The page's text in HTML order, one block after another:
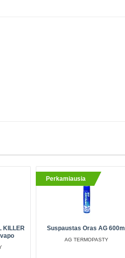
KILLER
Perkamiausia
Suspaustas Oras AG 600ml
AG TERMOPASTY